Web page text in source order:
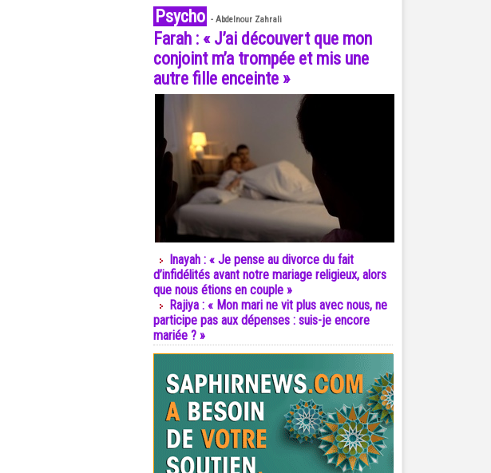
Psycho - Abdelnour Zahrali
Farah : « J’ai découvert que mon
conjoint m’a trompée et mis une
autre fille enceinte »
Inayah : « Je pense au divorce du fait
d’infidélités avant notre mariage religieux, alors
que nous étions en couple »
Rajiya : « Mon mari ne vit plus avec nous, ne
participe pas aux dépenses : suis-je encore
mariée ? »